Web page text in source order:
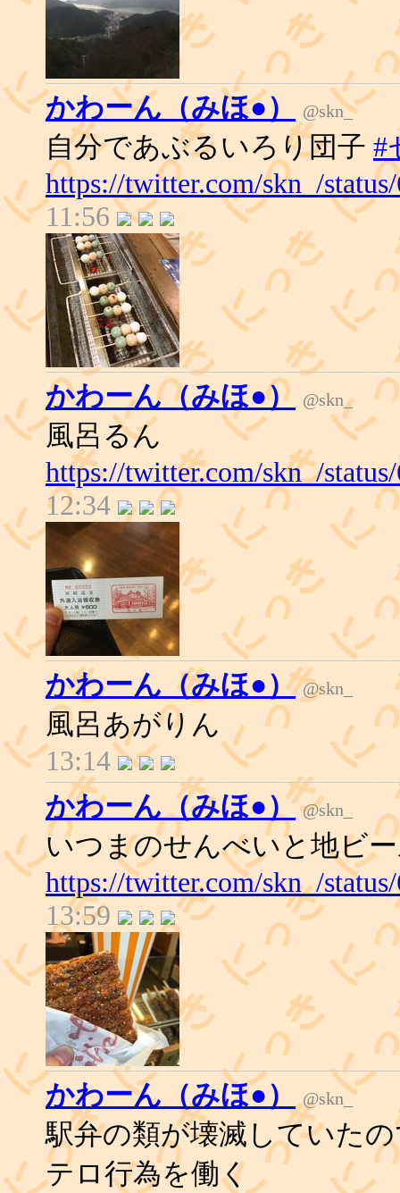
かわーん（みほ●） @skn_
自分であぶるいろり団子 #
https://twitter.com/skn_/
11:56
かわーん（みほ●） @skn_
風呂るん
https://twitter.com/skn_/
12:34
かわーん（みほ●） @skn_
風呂あがりん
13:14
かわーん（みほ●） @skn_
いつまのせんべいと地ビ
https://twitter.com/skn_/
13:59
かわーん（みほ●） @skn_
駅弁の類が壊滅していた
テロ行為を働く